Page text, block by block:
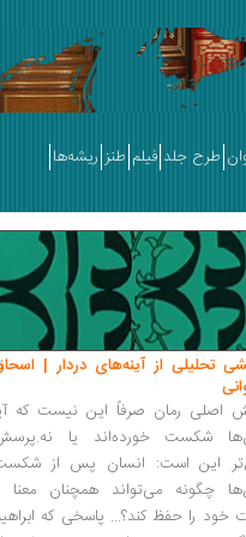
طرح جلد فیلم طنز ریشه‌ها
تحلیلی از آینه‌های دردار |
اصلی رمان صرفاً این نیست که
شکست خورده‌اند یا
این است: انسان پس از
چگونه می‌تواند همچنان معنا
خود را حفظ کند؟... پاسخی که